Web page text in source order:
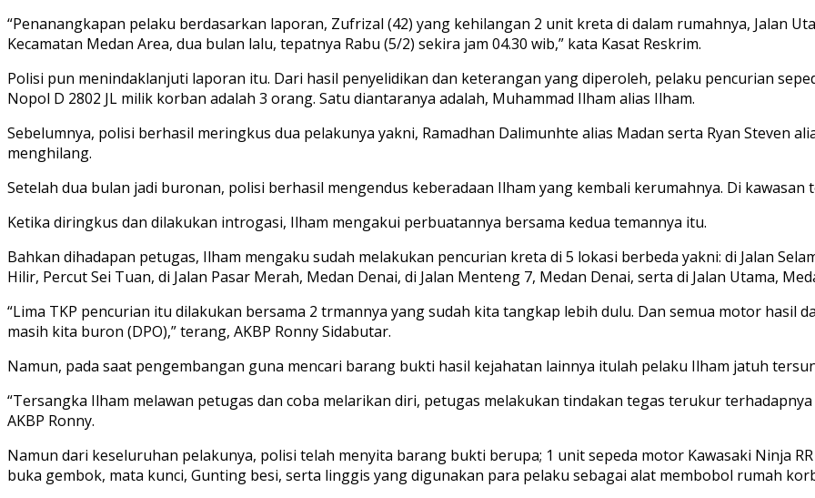
“Penanangkapan pelaku berdasarkan laporan, Zufrizal (42) yang kehilangan 2 unit kreta di dalam rumahnya, Jalan
Kecamatan Medan Area, dua bulan lalu, tepatnya Rabu (5/2) sekira jam 04.30 wib,” kata Kasat Reskrim.
Polisi pun menindaklanjuti laporan itu. Dari hasil penyelidikan dan keterangan yang diperoleh, pelaku pencurian
Nopol D 2802 JL milik korban adalah 3 orang. Satu diantaranya adalah, Muhammad Ilham alias Ilham.
Sebelumnya, polisi berhasil meringkus dua pelakunya yakni, Ramadhan Dalimunhte alias Madan serta Ryan Steven
menghilang.
Setelah dua bulan jadi buronan, polisi berhasil mengendus keberadaan Ilham yang kembali kerumahnya. Di
Ketika diringkus dan dilakukan introgasi, Ilham mengakui perbuatannya bersama kedua temannya itu.
Bahkan dihadapan petugas, Ilham mengaku sudah melakukan pencurian kreta di 5 lokasi berbeda yakni: di Jalan
Hilir, Percut Sei Tuan, di Jalan Pasar Merah, Medan Denai, di Jalan Menteng 7, Medan Denai, serta di Jalan Utama,
“Lima TKP pencurian itu dilakukan bersama 2 trmannya yang sudah kita tangkap lebih dulu. Dan semua motor hasil
masih kita buron (DPO),” terang, AKBP Ronny Sidabutar.
Namun, pada saat pengembangan guna mencari barang bukti hasil kejahatan lainnya itulah pelaku Ilham jatuh
“Tersangka Ilham melawan petugas dan coba melarikan diri, petugas melakukan tindakan tegas terukur
AKBP Ronny.
Namun dari keseluruhan pelakunya, polisi telah menyita barang bukti berupa; 1 unit sepeda motor Kawasaki Ninja
buka gembok, mata kunci, Gunting besi, serta linggis yang digunakan para pelaku sebagai alat membobol rumah